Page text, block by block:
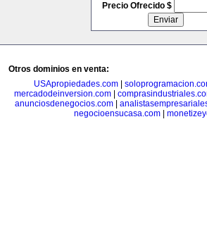
Precio Ofrecido $
Otros dominios en venta:
USApropiedades.com
mercadodeinversion.com
anunciosdenegocios.com|
negocioensucasa.com|